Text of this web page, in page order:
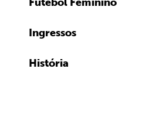
Ingressos
História